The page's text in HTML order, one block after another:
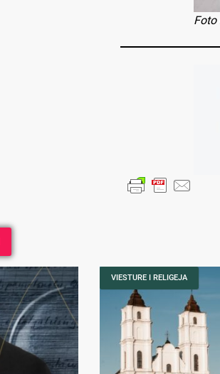
Foto
VIESTURE I RELIGEJA